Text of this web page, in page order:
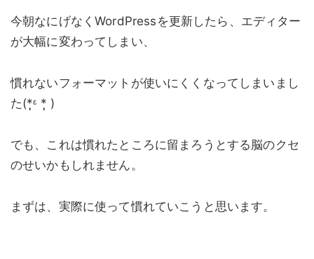
今朝なにげなくWordPressを更新したら、エディター
が大幅に変わってしまい、
慣れないフォーマットが使いにくくなってしまいまし
た(*̩̩̩ᵋ *̩̩̩ )
でも、これは慣れたところに留まろうとする脳のクセ
のせいかもしれません。
まずは、実際に使って慣れていこうと思います。